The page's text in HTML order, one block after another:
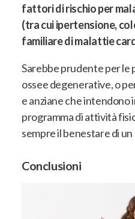
fattori di rischio per
(tra cui ipertensione,
familiare di malattie
Sarebbe prudente per le
ossee degenerative, o
e anziane che
programma di attività
sempre il benestare di un
Conclusioni